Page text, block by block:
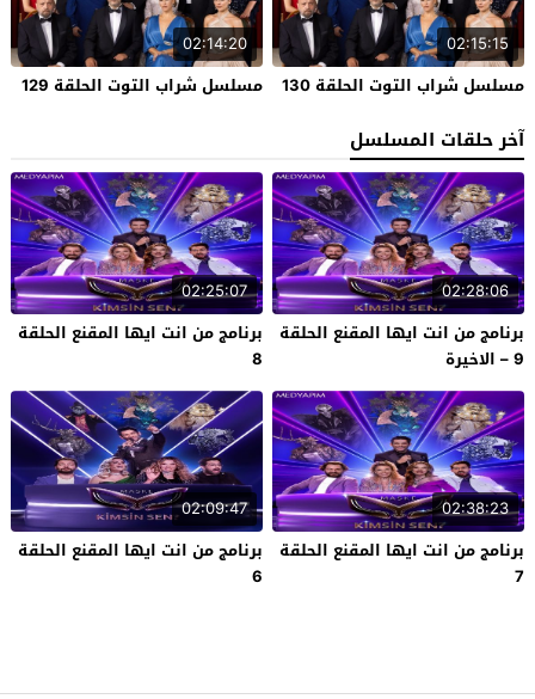
02:15:15
مسلسل شراب التوت الحلقة 130
02:14:20
مسلسل شراب التوت الحلقة 129
آخر حلقات المسلسل
02:28:06
برنامج من انت ايها المقنع الحلقة
9 – الاخيرة
02:25:07
برنامج من انت ايها المقنع الحلقة
8
02:38:23
برنامج من انت ايها المقنع الحلقة
7
02:09:47
برنامج من انت ايها المقنع الحلقة
6